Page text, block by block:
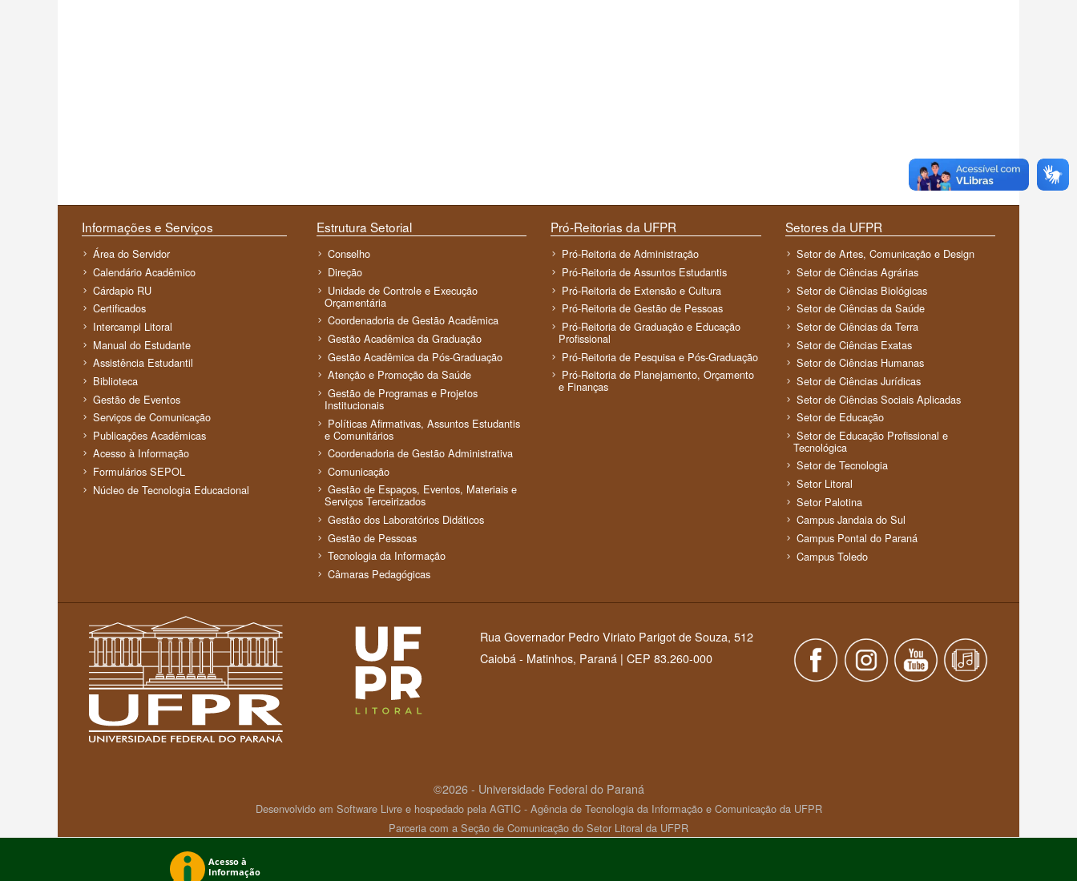
Informações e Serviços
Área do Servidor
Calendário Acadêmico
Cárdapio RU
Certificados
Intercampi Litoral
Manual do Estudante
Assistência Estudantil
Biblioteca
Gestão de Eventos
Serviços de Comunicação
Publicações Acadêmicas
Acesso à Informação
Formulários SEPOL
Núcleo de Tecnologia Educacional
Estrutura Setorial
Conselho
Direção
Unidade de Controle e Execução
Orçamentária
Coordenadoria de Gestão Acadêmica
Gestão Acadêmica da Graduação
Gestão Acadêmica da Pós-Graduação
Atenção e Promoção da Saúde
Gestão de Programas e Projetos
Institucionais
Políticas Afirmativas, Assuntos Estudantis
e Comunitários
Coordenadoria de Gestão Administrativa
Comunicação
Gestão de Espaços, Eventos, Materiais e
Serviços Terceirizados
Gestão dos Laboratórios Didáticos
Gestão de Pessoas
Tecnologia da Informação
Câmaras Pedagógicas
Pró-Reitorias da UFPR
Pró-Reitoria de Administração
Pró-Reitoria de Assuntos Estudantis
Pró-Reitoria de Extensão e Cultura
Pró-Reitoria de Gestão de Pessoas
Pró-Reitoria de Graduação e Educação
Profissional
Pró-Reitoria de Pesquisa e Pós-Graduação
Pró-Reitoria de Planejamento, Orçamento
e Finanças
Setores da UFPR
Setor de Artes, Comunicação e Design
Setor de Ciências Agrárias
Setor de Ciências Biológicas
Setor de Ciências da Saúde
Setor de Ciências da Terra
Setor de Ciências Exatas
Setor de Ciências Humanas
Setor de Ciências Jurídicas
Setor de Ciências Sociais Aplicadas
Setor de Educação
Setor de Educação Profissional e
Tecnológica
Setor de Tecnologia
Setor Litoral
Setor Palotina
Campus Jandaia do Sul
Campus Pontal do Paraná
Campus Toledo
Rua Governador Pedro Viriato Parigot de Souza, 512
Caiobá - Matinhos, Paraná | CEP 83.260-000
©2026 - Universidade Federal do Paraná
Desenvolvido em Software Livre e hospedado pela AGTIC - Agência de Tecnologia da Informação e Comunicação da UFPR
Parceria com a Seção de Comunicação do Setor Litoral da UFPR